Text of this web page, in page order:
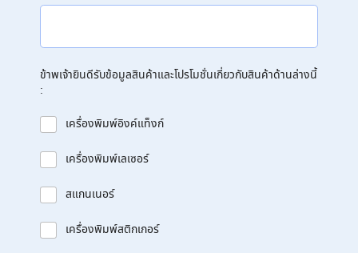
ข้าพเจ้ายินดีรับข้อมูลสินค้าและโปรโมชั่นเกี่ยวกับสินค้าด้านล่างนี้
:
เครื่องพิมพ์อิงค์แท็งก์
เครื่องพิมพ์เลเซอร์
สแกนเนอร์
เครื่องพิมพ์สติกเกอร์